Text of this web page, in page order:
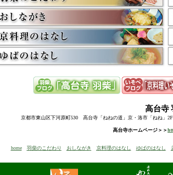
うございまし
高台寺・圓
お越しの際の
12/15
高台寺・秋
たくさんの
来年1月から
ぜひご予約下
12/13(土)は
10/20
高台寺・圓
前日までに
当日はお並
8/18 高台寺・秋の
らせを追加し
5/26 昨今の原材
いただきます
高台寺
京都市東山区下河原町530 高台寺「ねねの道」京・洛市「ねね」
高台寺ホームページ＞＞
home 羽柴のこだわり おしながき 京料理のはなし ゆばのはなし